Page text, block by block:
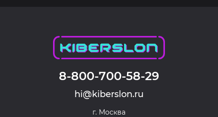
8-800-700-58-29
hi@kiberslon.ru
г. Москва